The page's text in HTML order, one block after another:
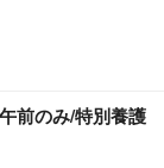
前のみ/特別養護